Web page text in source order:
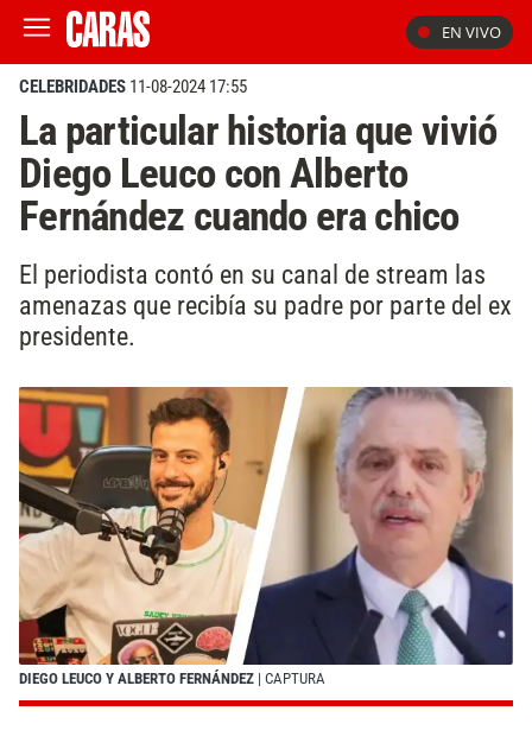
EN VIVO
CELEBRIDADES 11-08-2024 17:55
La particular historia que vivió
Diego Leuco con Alberto
Fernández cuando era chico
El periodista contó en su canal de stream las
amenazas que recibía su padre por parte del ex
presidente.
DIEGO LEUCO Y ALBERTO FERNÁNDEZ | CAPTURA